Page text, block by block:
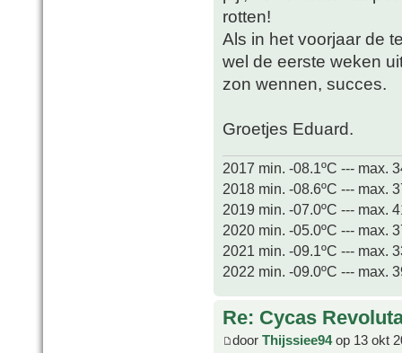
rotten!
Als in het voorjaar de
wel de eerste weken
zon wennen, succes.
Groetjes Eduard.
2017 min. -08.1ºC --- max.
2018 min. -08.6ºC --- max.
2019 min. -07.0ºC --- max.
2020 min. -05.0ºC --- max.
2021 min. -09.1ºC --- max.
2022 min. -09.0ºC --- max.
Re: Cycas
door Thijssiee94op 13 okt